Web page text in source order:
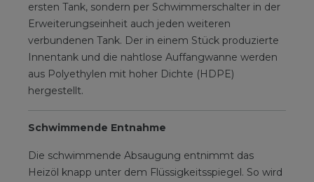
ersten Tank, sondern per Schwimmerschalter in der
Erweiterungseinheit auch jeden weiteren
verbundenen Tank. Der in einem Stück produzierte
Innentank und die nahtlose Auffangwanne werden
aus Polyethylen mit hoher Dichte (HDPE)
hergestellt.
Schwimmende Entnahme
Die schwimmende Absaugung entnimmt das
Heizöl knapp unter dem Flüssigkeitsspiegel. So wird